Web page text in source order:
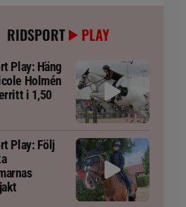
RIDSPORT PLAY
Play: Häng
Holmén
i 1,50
Play: Följ